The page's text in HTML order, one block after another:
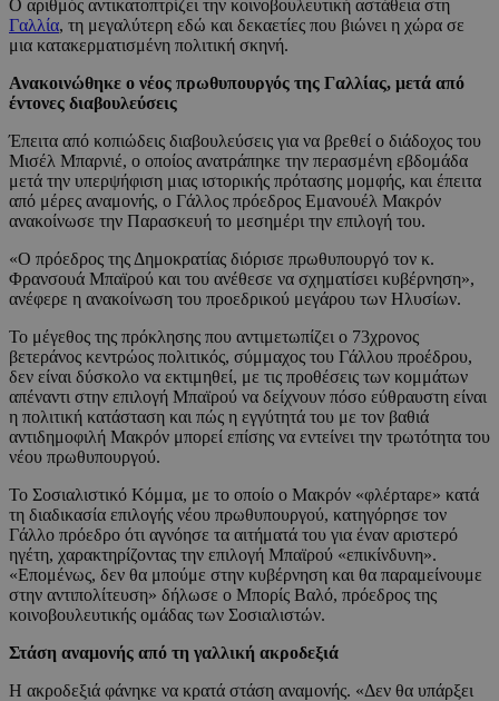
Ο αριθμός αντικατοπτρίζει την κοινοβουλευτική αστάθεια στη
Γαλλία, τη μεγαλύτερη εδώ και δεκαετίες που βιώνει η χώρα σε
μια κατακερματισμένη πολιτική σκηνή.
Ανακοινώθηκε ο νέος πρωθυπουργός της Γαλλίας, μετά από
έντονες διαβουλεύσεις
Έπειτα από κοπιώδεις διαβουλεύσεις για να βρεθεί ο διάδοχος του
Μισέλ Μπαρνιέ, ο οποίος ανατράπηκε την περασμένη εβδομάδα
μετά την υπερψήφιση μιας ιστορικής πρότασης μομφής, και έπειτα
από μέρες αναμονής, ο Γάλλος πρόεδρος Εμανουέλ Μακρόν
ανακοίνωσε την Παρασκευή το μεσημέρι την επιλογή του.
«Ο πρόεδρος της Δημοκρατίας διόρισε πρωθυπουργό τον κ.
Φρανσουά Μπαϊρού και του ανέθεσε να σχηματίσει κυβέρνηση»,
ανέφερε η ανακοίνωση του προεδρικού μεγάρου των Ηλυσίων.
Το μέγεθος της πρόκλησης που αντιμετωπίζει ο 73χρονος
βετεράνος κεντρώος πολιτικός, σύμμαχος του Γάλλου προέδρου,
δεν είναι δύσκολο να εκτιμηθεί, με τις προθέσεις των κομμάτων
απέναντι στην επιλογή Μπαϊρού να δείχνουν πόσο εύθραυστη είναι
η πολιτική κατάσταση και πώς η εγγύτητά του με τον βαθιά
αντιδημοφιλή Μακρόν μπορεί επίσης να εντείνει την τρωτότητα του
νέου πρωθυπουργού.
Το Σοσιαλιστικό Κόμμα, με το οποίο ο Μακρόν «φλέρταρε» κατά
τη διαδικασία επιλογής νέου πρωθυπουργού, κατηγόρησε τον
Γάλλο πρόεδρο ότι αγνόησε τα αιτήματά του για έναν αριστερό
ηγέτη, χαρακτηρίζοντας την επιλογή Μπαϊρού «επικίνδυνη».
«Επομένως, δεν θα μπούμε στην κυβέρνηση και θα παραμείνουμε
στην αντιπολίτευση» δήλωσε ο Μπορίς Βαλό, πρόεδρος της
κοινοβουλευτικής ομάδας των Σοσιαλιστών.
Στάση αναμονής από τη γαλλική ακροδεξιά
Η ακροδεξιά φάνηκε να κρατά στάση αναμονής. «Δεν θα υπάρξει